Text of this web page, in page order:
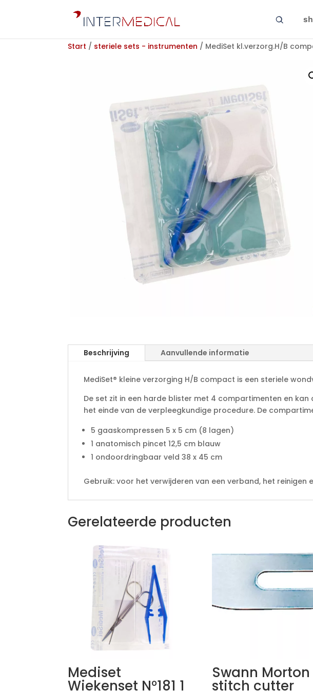
Start / steriele sets - instrumenten / MediSet kl.verzorg.H/B
Beschrijving Aanvullende informatie
MediSet® kleine verzorging H/B compact is een steriele
De set zit in een harde blister met 4 compartimenten en
het einde van de verpleegkundige procedure. De
5 gaaskompressen 5 x 5 cm (8 lagen)
1 anatomisch pincet 12,5 cm blauw
1 ondoordringbaar veld 38 x 45 cm
Gebruik: voor het verwijderen van een verband, het
Gerelateerde producten
Mediset
Wiekenset N°181 1
Swann Morton
stitch cutter